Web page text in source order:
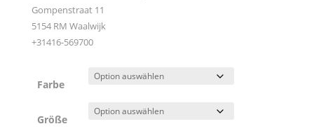
Gompenstraat 11
5154 RM Waalwijk
+31416-569700
Farbe
Größe